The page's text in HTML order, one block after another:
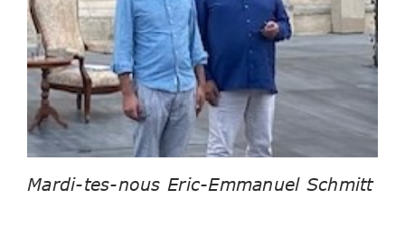
Mardi-tes-nous Eric-Emmanuel Schmitt